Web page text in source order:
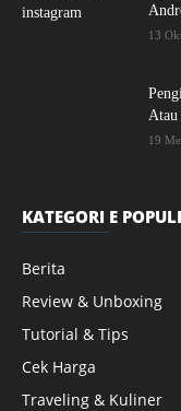
13
Atau
19
KATEGORI E
Berita
Review & Unboxing
Tutorial & Tips
Cek Harga
Traveling & Kuliner